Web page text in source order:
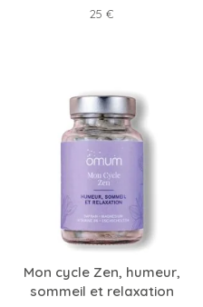
Prix
25 €
Mon cycle Zen, humeur,
sommeil et relaxation